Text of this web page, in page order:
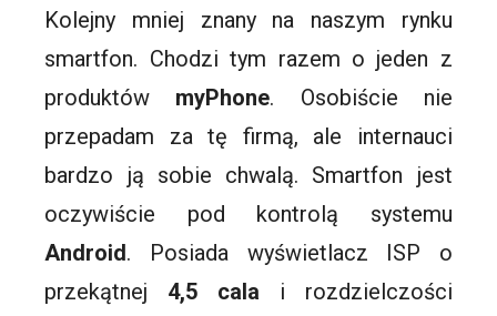
Kolejny mniej znany na naszym rynku
smartfon. Chodzi tym razem o jeden z
produktów myPhone. Osobiście nie
przepadam za tę firmą, ale internauci
bardzo ją sobie chwalą. Smartfon jest
oczywiście pod kontrolą systemu
Android. Posiada wyświetlacz ISP o
przekątnej 4,5 cala i rozdzielczości